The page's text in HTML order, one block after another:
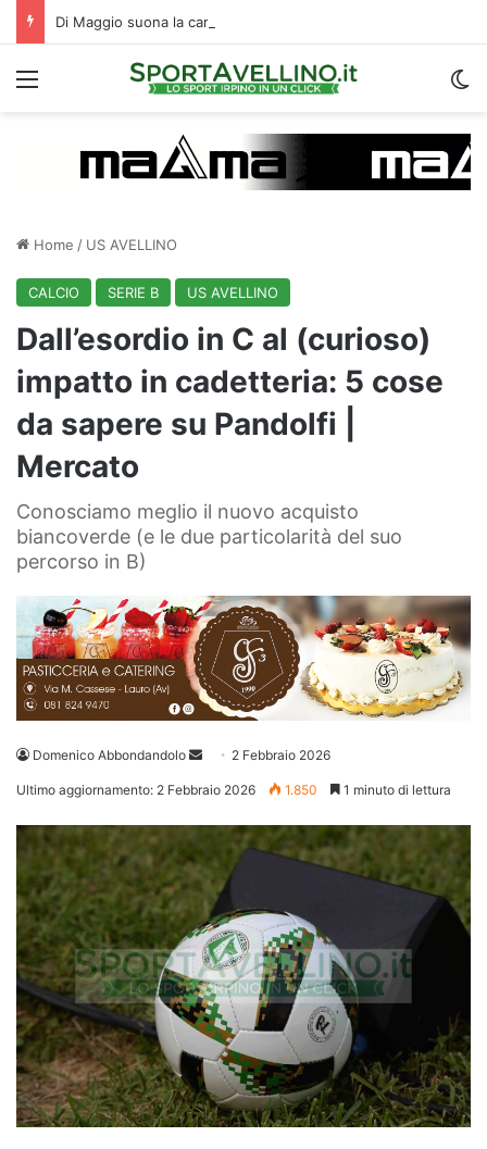
Menu
Home / US AVELLINO
CALCIO SERIE B US AVELLINO
Dall’esordio in C al (curioso)
impatto in cadetteria: 5 cose
da sapere su Pandolfi |
Mercato
Conosciamo meglio il nuovo acquisto
biancoverde (e le due particolarità del suo
percorso in B)
Domenico Abbondandolo
Invia 2 Febbraio 2026
Ultimo aggiornamento: 2 Febbraio 2026 1.850 1 minuto di lettura